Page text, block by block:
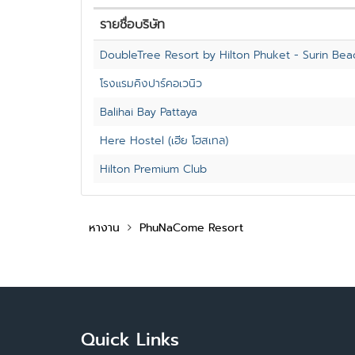
รายชื่อบริษัท
DoubleTree Resort by Hilton Phuket - Surin
โรงแรมคิงปาร์คอเวนิว
Balihai Bay Pattaya
Here Hostel (เฮีย โฮสเทล)
Hilton Premium Club
หางาน PhuNaCome Resort
Quick Links